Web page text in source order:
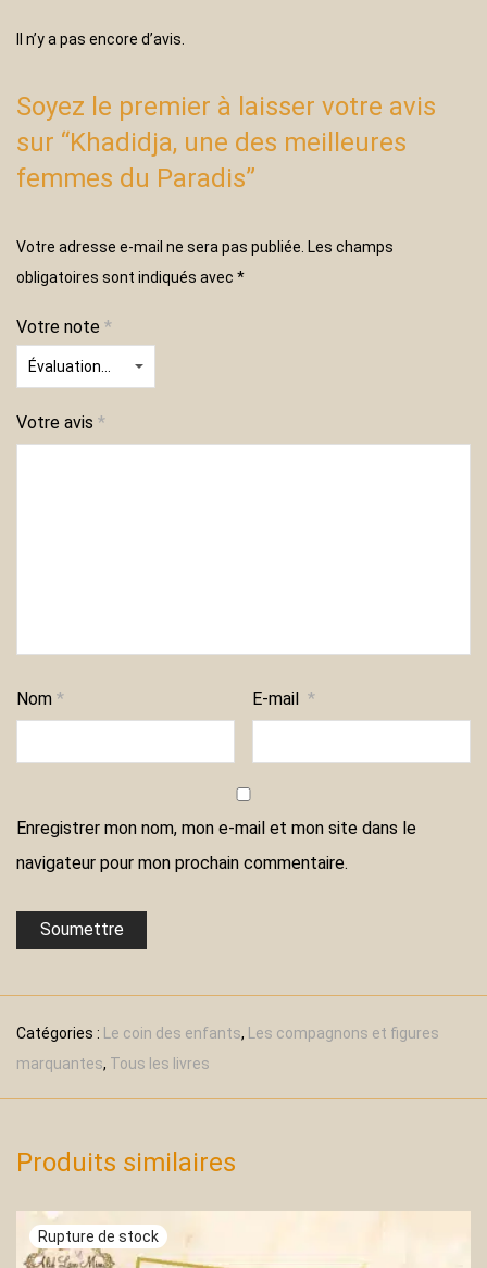
Il n’y a pas encore d’avis.
Soyez le premier à laisser votre avis
sur “Khadidja, une des meilleures
femmes du Paradis”
Votre adresse e-mail ne sera pas publiée. Les champs
obligatoires sont indiqués avec *
Votre note *
Votre avis *
Nom * E-mail*
Enregistrer mon nom, mon e-mail et mon site dans le
navigateur pour mon prochain commentaire.
Catégories : Le coin des enfants,
Les compagnons et figures
marquantes, Tous les livres
Produits similaires